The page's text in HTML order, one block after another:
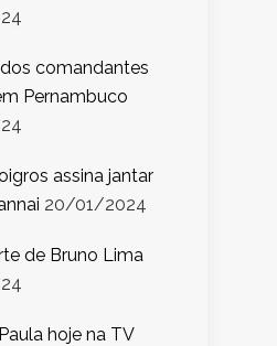
comandantes
Pernambuco
assina jantar
20/01/2024
de Bruno Lima
hoje na TV